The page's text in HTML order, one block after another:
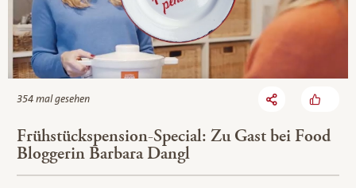
354 mal gesehen
Frühstückspension-Special: Zu Gast bei Food
Bloggerin Barbara Dangl